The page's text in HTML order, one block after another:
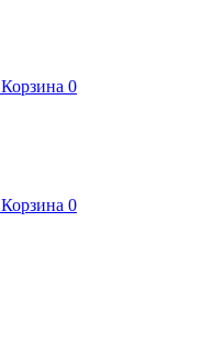
Корзина 0
Корзина 0